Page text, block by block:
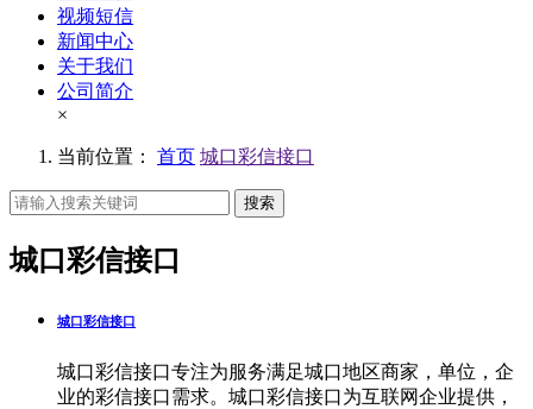
视频短信
新闻中心
关于我们
公司简介
×
当前位置： 首页 城口彩信接口
搜索
城口彩信接口
城口彩信接口
城口彩信接口专注为服务满足城口地区商家，单位，企
业的彩信接口需求。城口彩信接口为互联网企业提供，